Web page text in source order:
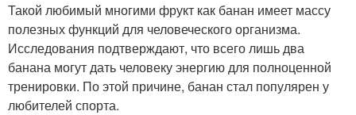
Такой любимый многими фрукт как банан имеет массу
полезных функций для человеческого организма.
Исследования подтверждают, что всего лишь два
банана могут дать человеку энергию для полноценной
тренировки. По этой причине, банан стал популярен у
любителей спорта.